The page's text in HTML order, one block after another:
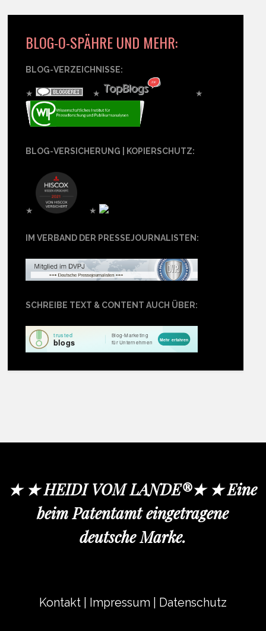
BLOG-O-SPÄHRE UND MEHR:
BLOG-VERZEICHNISSE:
★ ★ ★
BLOG-VERSICHERUNG | KOPIERSCHUTZ:
★ ★
IM VERBAND DER PRESSEJOURNALISTEN:
SCHREIBE TEXT & CONTENT AUCH ÜBER:
★ ★ HEIDI VOM LANDE®★ ★ Eine
beim Patentamt eingetragene
deutsche Marke.
Kontakt Impressum Datenschutz